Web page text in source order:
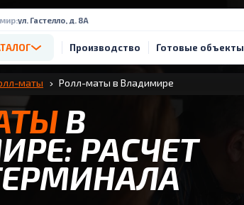
ул. Гастелло, д. 8А
Производство Готовые объекты
маты Ролл-маты в Владимире
В
РАСЧЕТ